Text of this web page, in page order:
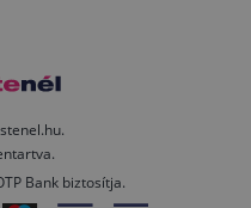
Bank biztosítja.